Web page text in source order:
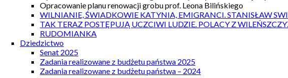
Opracowanie planu renowacji grobu prof. Leona Bilińskiego
WILNIANIE, ŚWIADKOWIE KATYNIA, EMIGRANCI. STANISŁAW
TAK TERAZ POSTĘPUJĄ UCZCIWI LUDZIE. POLACY Z
RUDOMIANKA
Dziedzictwo
Senat 2025
Zadania realizowane z budżetu państwa 2025
Zadania realizowane z budżetu państwa – 2024